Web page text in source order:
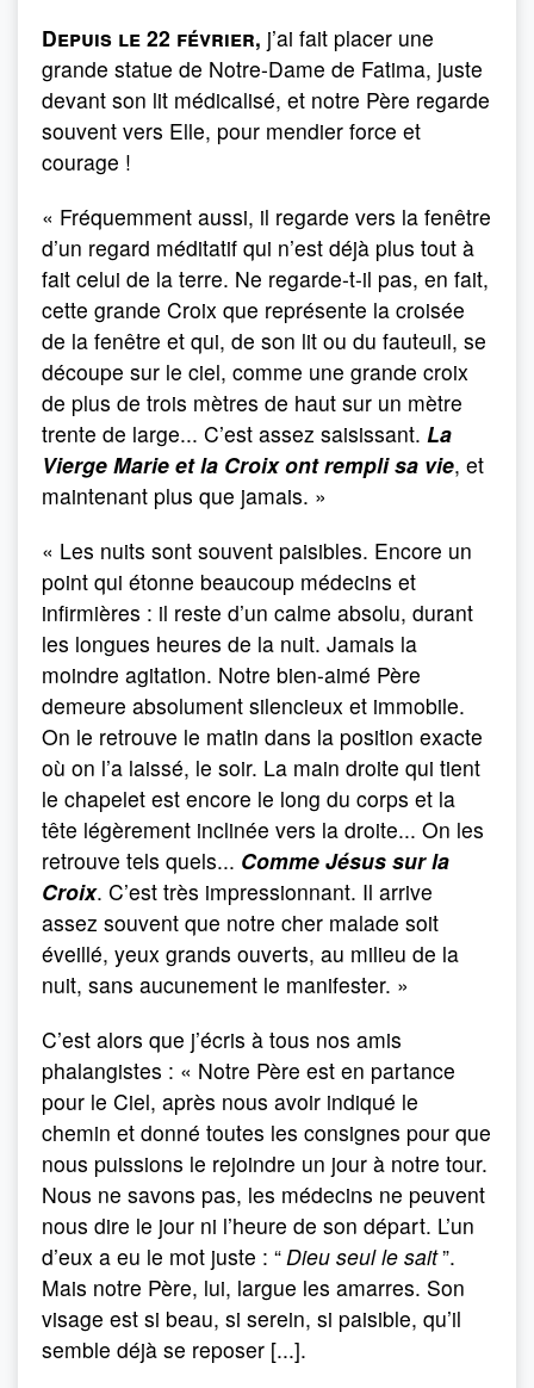
Depuis le 22 février, j’ai fait placer une
grande statue de Notre-Dame de Fatima, juste
devant son lit médicalisé, et notre Père regarde
souvent vers Elle, pour mendier force et
courage !
« Fréquemment aussi, il regarde vers la fenêtre
d’un regard méditatif qui n’est déjà plus tout à
fait celui de la terre. Ne regarde-t-il pas, en fait,
cette grande Croix que représente la croisée
de la fenêtre et qui, de son lit ou du fauteuil, se
découpe sur le ciel, comme une grande croix
de plus de trois mètres de haut sur un mètre
trente de large... C’est assez saisissant. La
Vierge Marie et la Croix ont rempli sa vie, et
maintenant plus que jamais. »
« Les nuits sont souvent paisibles. Encore un
point qui étonne beaucoup médecins et
infirmières : il reste d’un calme absolu, durant
les longues heures de la nuit. Jamais la
moindre agitation. Notre bien-aimé Père
demeure absolument silencieux et immobile.
On le retrouve le matin dans la position exacte
où on l’a laissé, le soir. La main droite qui tient
le chapelet est encore le long du corps et la
tête légèrement inclinée vers la droite... On les
retrouve tels quels... Comme Jésus sur la
Croix. C’est très impressionnant. Il arrive
assez souvent que notre cher malade soit
éveillé, yeux grands ouverts, au milieu de la
nuit, sans aucunement le manifester. »
C’est alors que j’écris à tous nos amis
phalangistes : « Notre Père est en partance
pour le Ciel, après nous avoir indiqué le
chemin et donné toutes les consignes pour que
nous puissions le rejoindre un jour à notre tour.
Nous ne savons pas, les médecins ne peuvent
nous dire le jour ni l’heure de son départ. L’un
d’eux a eu le mot juste : “Dieu seul le sait”.
Mais notre Père, lui, largue les amarres. Son
visage est si beau, si serein, si paisible, qu’il
semble déjà se reposer [...].